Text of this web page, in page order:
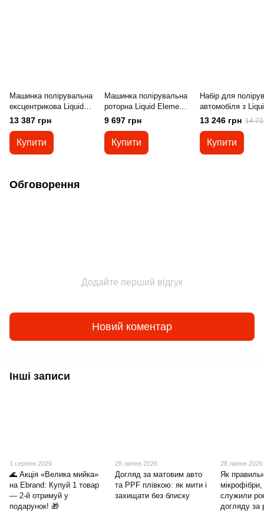
Машинка полірувальна
ексцентрикова Liquid
Elements T5200 - хід
21мм 214938
13 387 грн
Купити
Машинка полірувальна
роторна Liquid Elements
TERMINATOR V2
1200Вт 214939
9 697 грн
Купити
Набір для
автомобіля з
Elements
V2 1200Вт 214939
13 246 грн 14
Купити
Обговорення
Додайте перший відгук
Новий коментар
Інші записи
1 серпня 2026
🌊 Акція «Велика мийка»
на Ebrand: Купуй 1 товар
— 2-й отримуй у
подарунок! 🎁
28 липня 2026
Догляд за матовим авто
та PPF плівкою: як мити і
захищати без блиску
28 липня 2026
Як
служили
догляду за